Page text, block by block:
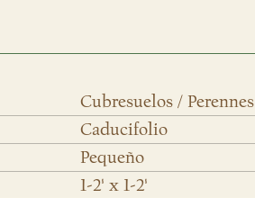
Cubresuelos / Perennes
Caducifolio
Pequeño
1-2' x 1-2'